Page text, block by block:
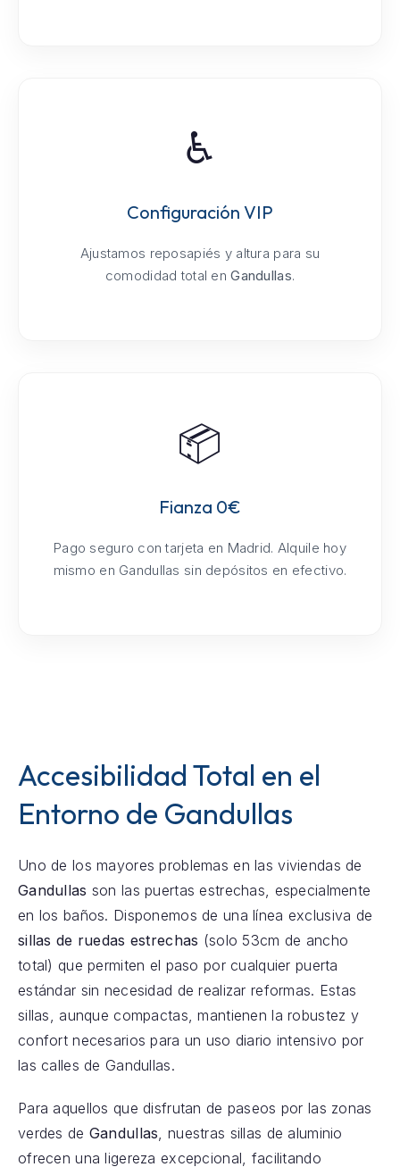
♿
Configuración VIP
Ajustamos reposapiés y altura para su
comodidad total enGandullas.
📦
Fianza 0€
Pago seguro con tarjeta en Madrid. Alquile hoy
mismo en Gandullas sin depósitos en efectivo.
Accesibilidad Total en el
Entorno de Gandullas
Uno de los mayores problemas en las viviendas de
Gandullas son las puertas estrechas, especialmente
en los baños. Disponemos de una línea exclusiva de
sillas de ruedas estrechas (solo 53cm de ancho
total) que permiten el paso por cualquier puerta
estándar sin necesidad de realizar reformas. Estas
sillas, aunque compactas, mantienen la robustez y
confort necesarios para un uso diario intensivo por
las calles de Gandullas.
Para aquellos que disfrutan de paseos por las zonas
verdes de Gandullas , nuestras sillas de aluminio
ofrecen una ligereza excepcional, facilitando